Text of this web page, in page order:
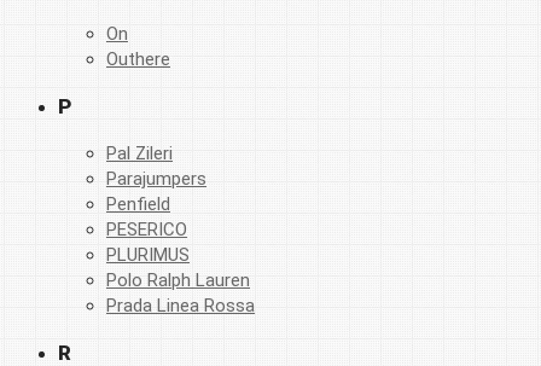
On
Outhere
P
Pal Zileri
Parajumpers
Penfield
PESERICO
PLURIMUS
Polo Ralph Lauren
Prada Linea Rossa
R